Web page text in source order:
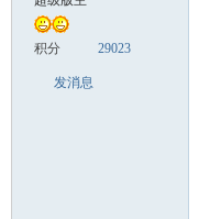
积分 29023
发消息